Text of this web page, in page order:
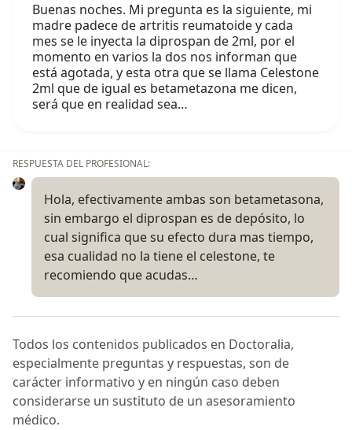
Buenas noches. Mi pregunta es la siguiente, mi
madre padece de artritis reumatoide y cada
mes se le inyecta la diprospan de 2ml, por el
momento en varios la dos nos informan que
está agotada, y esta otra que se llama Celestone
2ml que de igual es betametazona me dicen,
será que en realidad sea…
RESPUESTA DEL PROFESIONAL:
Hola, efectivamente ambas son betametasona,
sin embargo el diprospan es de depósito, lo
cual significa que su efecto dura mas tiempo,
esa cualidad no la tiene el celestone, te
recomiendo que acudas…
Todos los contenidos publicados en Doctoralia,
especialmente preguntas y respuestas, son de
carácter informativo y en ningún caso deben
considerarse un sustituto de un asesoramiento
médico.